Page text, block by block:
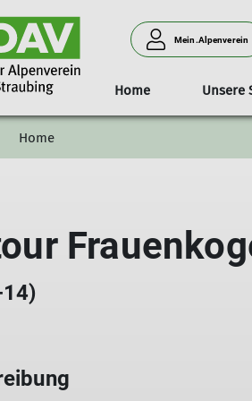
Mein.Alpenverein
Home Unsere
Sektionsführung und
Kurse
Kurse
Haus Zugangswege
Klimaschutz
Tourentipps
Home